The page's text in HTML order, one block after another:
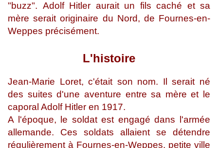
"buzz". Adolf Hitler aurait un fils caché et sa
mère serait originaire du Nord, de Fournes-en-
Weppes précisément.
L'histoire
Jean-Marie Loret, c'était son nom. Il serait né
des suites d'une aventure entre sa mère et le
caporal Adolf Hitler en 1917.
A l'époque, le soldat est engagé dans l'armée
allemande. Ces soldats allaient se détendre
régulièrement à Fournes-en-Weppes, petite ville